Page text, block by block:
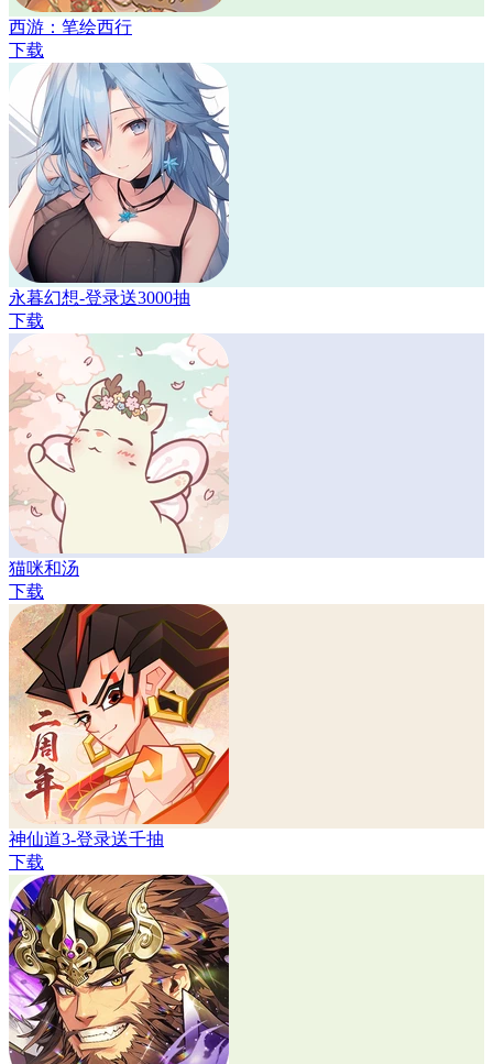
西游：笔绘西行
下载
永暮幻想-登录送3000抽
下载
猫咪和汤
下载
神仙道3-登录送千抽
下载